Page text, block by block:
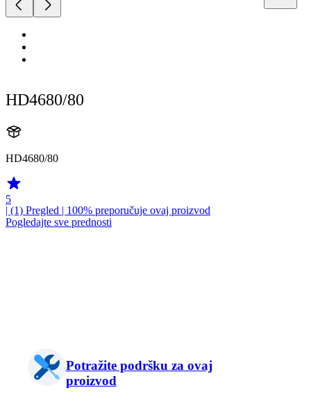
HD4680/80
HD4680/80
5
| (1) Pregled | 100% preporučuje ovaj proizvod
Pogledajte sve prednosti
Potražite podršku za ovaj
proizvod